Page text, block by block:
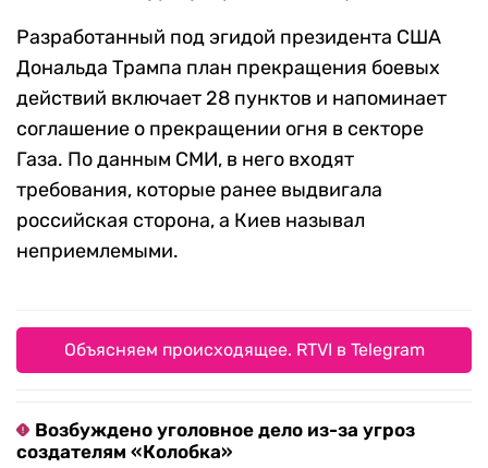
Разработанный под эгидой президента США
Дональда Трампа план прекращения боевых
действий включает 28 пунктов и напоминает
соглашение о прекращении огня в секторе
Газа. По данным СМИ, в него входят
требования, которые ранее выдвигала
российская сторона, а Киев называл
неприемлемыми.
Объясняем происходящее. RTVI в Telegram
Возбуждено уголовное дело из-за угроз
создателям «Колобка»